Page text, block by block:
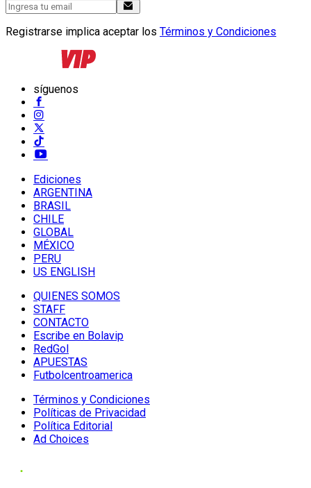
Registrarse implica aceptar los Términos y Condiciones
síguenos
Ediciones
ARGENTINA
BRASIL
CHILE
GLOBAL
MÉXICO
PERU
US ENGLISH
QUIENES SOMOS
STAFF
CONTACTO
Escribe en Bolavip
RedGol
APUESTAS
Futbolcentroamerica
Términos y Condiciones
Políticas de Privacidad
Política Editorial
Ad Choices